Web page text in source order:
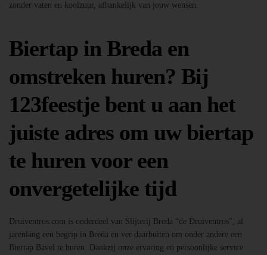
zonder vaten en koolzuur, afhankelijk van jouw wensen.
Biertap in Breda en
omstreken huren? Bij
123feestje bent u aan het
juiste adres om uw biertap
te huren voor een
onvergetelijke tijd
Druiventros.com is onderdeel van Slijterij Breda “de Druiventros”, al
jarenlang een begrip in Breda en ver daarbuiten om onder andere een
Biertap Bavel te huren. Dankzij onze ervaring en persoonlijke service